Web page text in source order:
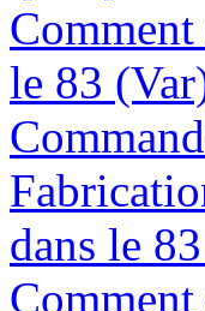
le 83
dans le